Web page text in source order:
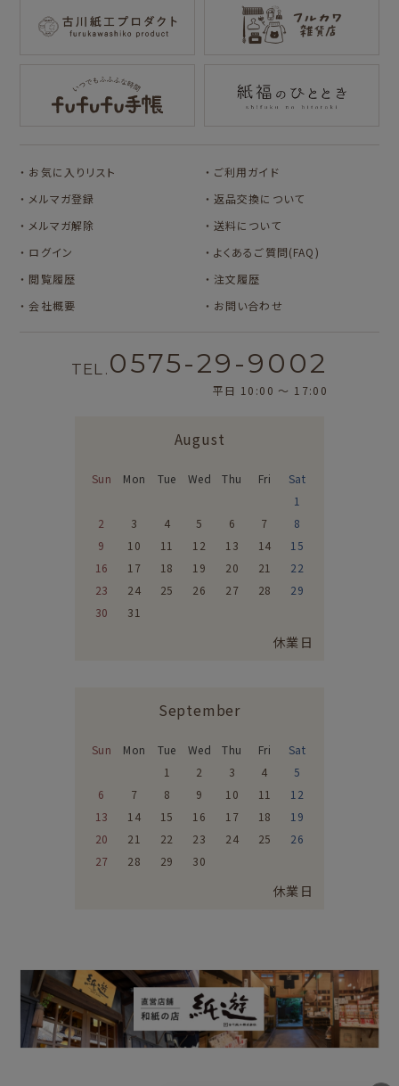
キャラクター別
サンリオキャラクタ
ーズ
コラボ別
TEA STAND
お気に入りリスト
メルマガ登録
メルマガ解除
ログイン
ご利用ガイド
返品交換について
送料について
よくあるご質問(FAQ)
閲覧履歴
注文履歴
会社概要
お問い合わせ
TEL. 0575-29-9002
平日 10:00 〜 17:00
August
Sun Mon Tue Wed Thu Fri
Sat
1
2
3 4 5 6 7
8
9
10 11 12 13 14
15
16
17 18 19 20 21
22
23
24 25 26 27 28
29
30
31
休業日
September
Sun Mon Tue Wed Thu Fri
Sat
1
2 3 4
5
6
7 8 9 10 11
12
13
14 15 16 17 18
19
20
21 22 23 24 25
26
27
28 29 30
休業日